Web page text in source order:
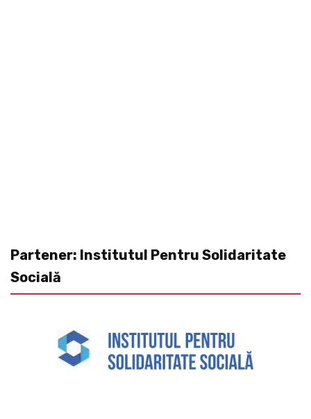
Partener: Institutul Pentru Solidaritate
Socială